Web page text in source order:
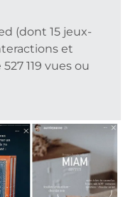
(dont 15 jeux-
et
119 vues ou